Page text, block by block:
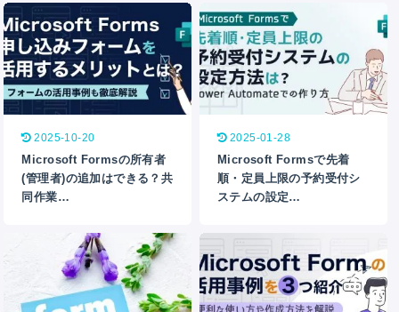
2025-10-20
Microsoft Formsの所有者
(管理者)の追加はできる？共
同作業…
2025-01-28
Microsoft Formsで先着
順・定員上限の予約受付シ
ステムの設定…